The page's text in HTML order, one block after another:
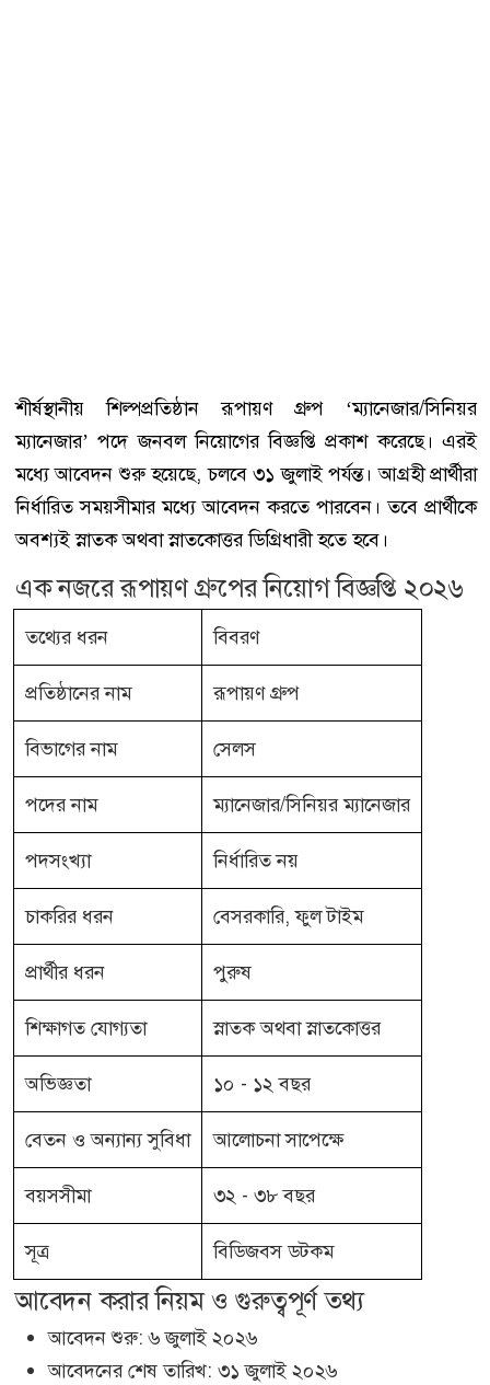
শীর্ষস্থানীয় শিল্পপ্রতিষ্ঠান রূপায়ণ গ্রুপ ‘ম্যানেজার/সিনিয়র
ম্যানেজার’ পদে জনবল নিয়োগের বিজ্ঞপ্তি প্রকাশ করেছে। এরই
মধ্যে আবেদন শুরু হয়েছে, চলবে ৩১ জুলাই পর্যন্ত। আগ্রহী প্রার্থীরা
নির্ধারিত সময়সীমার মধ্যে আবেদন করতে পারবেন। তবে প্রার্থীকে
অবশ্যই স্নাতক অথবা স্নাতকোত্তর ডিগ্রিধারী হতে হবে।
এক নজরে রূপায়ণ গ্রুপের নিয়োগ বিজ্ঞপ্তি ২০২৬
তথ্যের ধরন বিবরণ
প্রতিষ্ঠানের নাম রূপায়ণ গ্রুপ
বিভাগের নাম সেলস
পদের নাম ম্যানেজার/সিনিয়র ম্যানেজার
পদসংখ্যা নির্ধারিত নয়
চাকরির ধরন বেসরকারি, ফুল টাইম
প্রার্থীর ধরন পুরুষ
শিক্ষাগত যোগ্যতা স্নাতক অথবা স্নাতকোত্তর
অভিজ্ঞতা ১০ - ১২ বছর
বেতন ও অন্যান্য সুবিধা আলোচনা সাপেক্ষে
বয়সসীমা ৩২ - ৩৮ বছর
সূত্র বিডিজবস ডটকম
আবেদন করার নিয়ম ও গুরুত্বপূর্ণ তথ্য
আবেদন শুরু: ৬ জুলাই ২০২৬
আবেদনের শেষ তারিখ: ৩১ জুলাই ২০২৬